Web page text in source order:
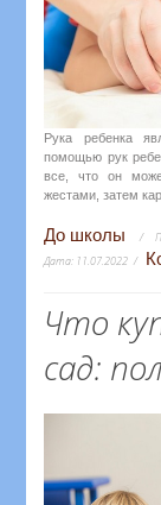
Рука ребенка
помощью рук
все, что он
жестами, затем
До школы
Дата: 11.07.2022
Что
сад: